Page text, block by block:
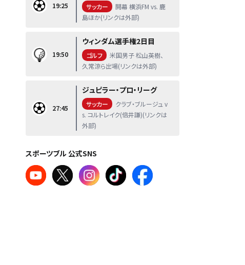
19:25 サッカー
開幕 横浜FM vs. 鹿
島ほか(リンクは外部)
19:50
ウィンダム選手権2日目
ゴルフ
米国男子 松山英樹、
久常涼ら出場(リンクは外部)
27:45
ジュピラー・プロ・リーグ
サッカー
クラブ・ブルージュ v
s. コルトレイク(倍井謙)(リンクは
外部)
スポーツブル 公式SNS